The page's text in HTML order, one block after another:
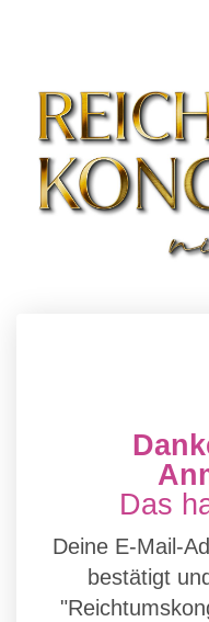
Das
Deine E-Mail-
bestätigt